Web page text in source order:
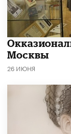
Москвы
26 ИЮНЯ